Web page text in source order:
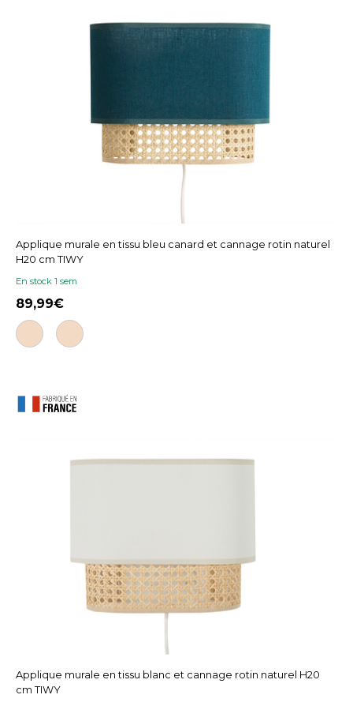
Applique murale en tissu bleu canard et cannage rotin naturel
H20 cm TIWY
En stock 1 sem
89,99
Applique murale en tissu blanc et cannage rotin naturel H20
cm TIWY